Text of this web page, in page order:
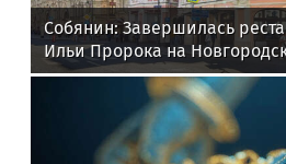
Собянин: Завершилась
Ильи Пророка на